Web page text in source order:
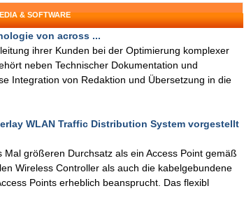
& SOFTWARE
von across ...
ihrer Kunden bei der Optimierung komplexer
neben Technischer Dokumentation und
Integration von Redaktion und Übersetzung in die
WLAN Traffic Distribution System vorgestellt
größeren Durchsatz als ein Access Point gemäß
Wireless Controller als auch die kabelgebundene
Points erheblich beansprucht. Das flexibl